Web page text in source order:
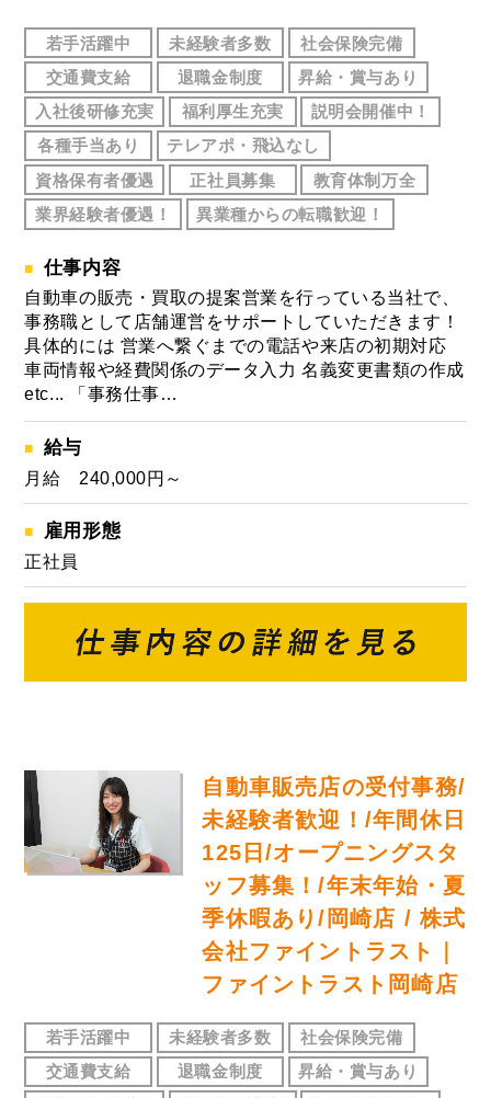
若手活躍中 未経験者多数
社会保険完備
交通費支給
退職金制度
昇給・賞与あり
入社後研修充実
福利厚生充実
説明会開催中！
各種手当あり
テレアポ・飛込なし
資格保有者優遇
正社員募集
教育体制万全
業界経験者優遇！
異業種からの転職歓迎！
仕事内容
自動車の販売・買取の提案営業を行っている当社で、
事務職として店舗運営をサポートしていただきます！
具体的には 営業へ繋ぐまでの電話や来店の初期対応
車両情報や経費関係のデータ入力 名義変更書類の作成
etc... 「事務仕事…
給与
月給 240,000円～
雇用形態
正社員
自動車販売店の受付事務/
未経験者歓迎！/年間休日
125日/オープニングスタ
ッフ募集！/年末年始・夏
季休暇あり/岡崎店 / 株式
会社ファイントラスト｜
ファイントラスト岡崎店
若手活躍中 未経験者多数
社会保険完備
交通費支給
退職金制度
昇給・賞与あり